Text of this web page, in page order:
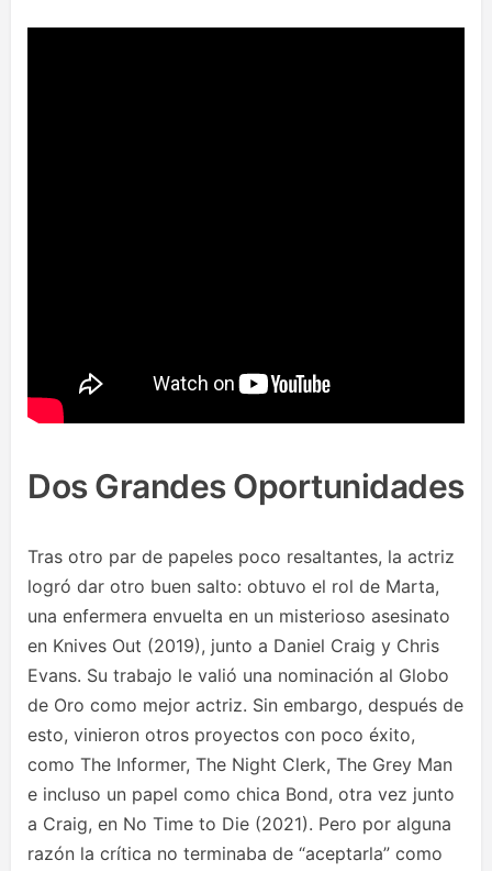
Dos Grandes Oportunidades
Tras otro par de papeles poco resaltantes, la actriz
logró dar otro buen salto: obtuvo el rol de Marta,
una enfermera envuelta en un misterioso asesinato
en Knives Out (2019), junto a Daniel Craig y Chris
Evans. Su trabajo le valió una nominación al Globo
de Oro como mejor actriz. Sin embargo, después de
esto, vinieron otros proyectos con poco éxito,
como The Informer, The Night Clerk, The Grey Man
e incluso un papel como chica Bond, otra vez junto
a Craig, en No Time to Die (2021). Pero por alguna
razón la crítica no terminaba de “aceptarla” como